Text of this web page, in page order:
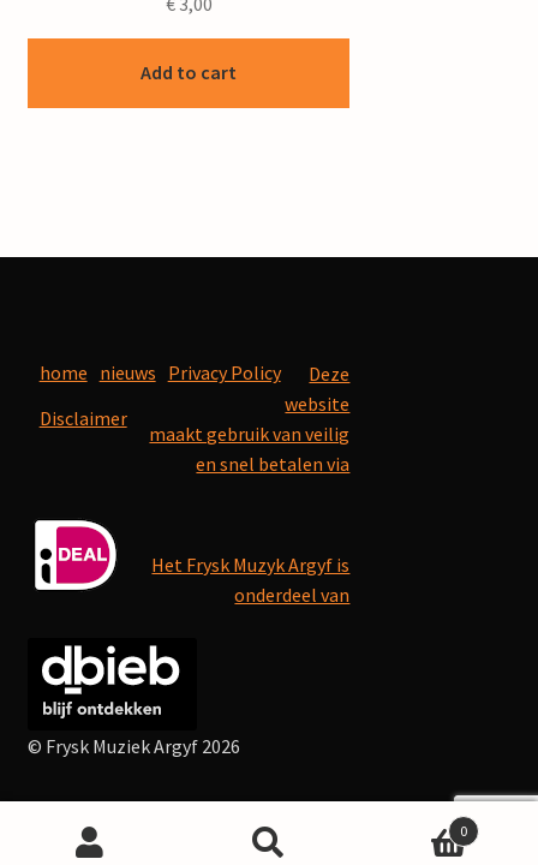
Add to cart
home nieuws Privacy Policy
Disclaimer
Deze
website
maakt gebruik van veilig
en snel betalen via
Het Frysk Muzyk Argyf is
onderdeel van
© Frysk Muziek Argyf 2026
0